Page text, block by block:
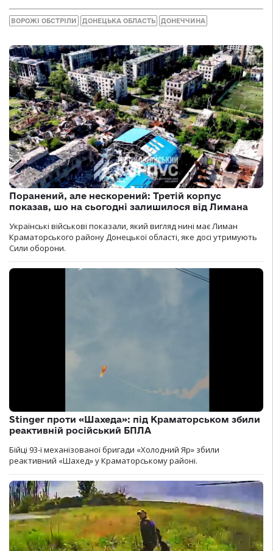
ВОРОЖІ ОБСТРІЛИ ДОНЕЦЬКА ОБЛАСТЬ ДОНЕЧЧИНА
Поранений, але нескорений: Третій корпус
показав, шо на сьогодні залишилося від Лимана
Українські військові показали, який вигляд нині має Лиман
Краматорського району Донецької області, яке досі утримують
Сили оборони.
Stinger проти «Шахеда»: під Краматорськом збили
реактивній російський БПЛА
Бійці 93-ї механізованої бригади «Холодний Яр» збили
реактивний «Шахед» у Краматорському районі.